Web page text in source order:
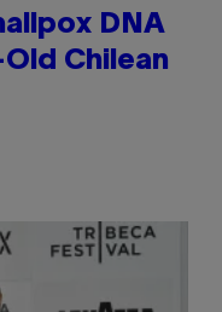
DNA
Chilean